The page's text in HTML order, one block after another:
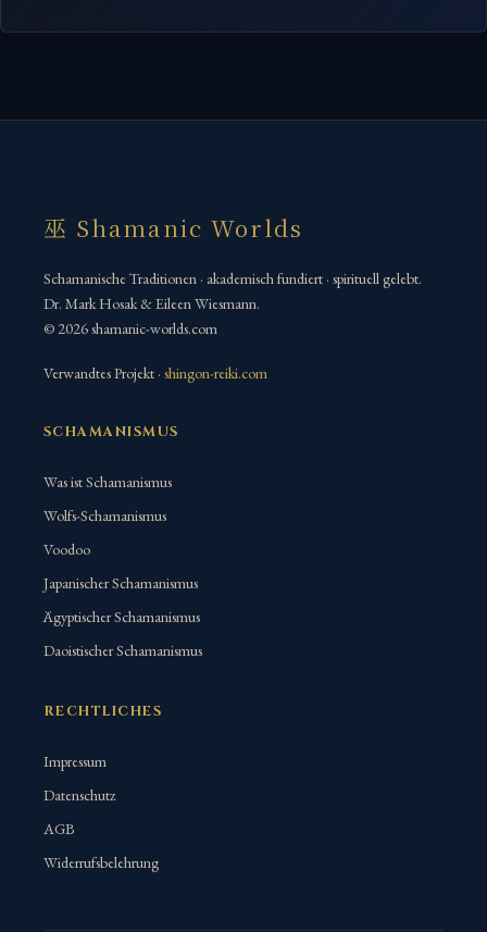
巫 Shamanic Worlds
Schamanische Traditionen · akademisch fundiert · spirituell gelebt.
Dr. Mark Hosak & Eileen Wiesmann.
© 2026 shamanic-worlds.com
Verwandtes Projekt · shingon-reiki.com
SCHAMANISMUS
Was ist Schamanismus
Wolfs-Schamanismus
Voodoo
Japanischer Schamanismus
Ägyptischer Schamanismus
Daoistischer Schamanismus
RECHTLICHES
Impressum
Datenschutz
AGB
Widerrufsbelehrung